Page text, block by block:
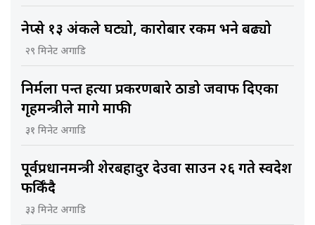
नेप्से १३ अंकले घट्यो, कारोबार रकम भने बढ्यो
२९ मिनेट अगाडि
निर्मला पन्त हत्या प्रकरणबारे ठाडो जवाफ दिएका
गृहमन्त्रीले मागे माफी
३१ मिनेट अगाडि
पूर्वप्रधानमन्त्री शेरबहादुर देउवा साउन २६ गते स्वदेश
फर्किँदै
३३ मिनेट अगाडि